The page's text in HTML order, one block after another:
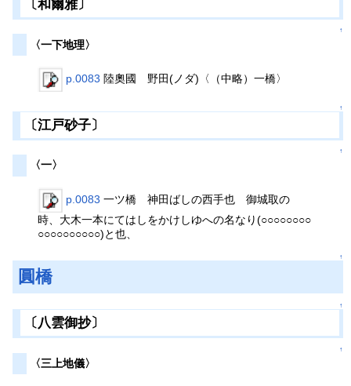
〔和爾雅〕
↑
〈一下地理〉
p.0083 陸奧國 野田(ノダ)〈（中略）一橋〉
↑
〔江戸砂子〕
↑
〈一〉
p.0083 一ツ橋 神田ばしの西手也 御城取の
時、大木一本にてはしをかけしゆへの名なり(○○○○○○○○
○○○○○○○○○○)と也、
↑
圓橋
↑
〔八雲御抄〕
↑
〈三上地儀〉